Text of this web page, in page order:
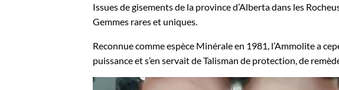
Issues de gisements de la province d’Alberta dans les
Gemmes rares et uniques.
Reconnue comme espèce Minérale en 1981, l’Ammolite a
puissance et s’en servait de Talisman de protection, de
Lecteur